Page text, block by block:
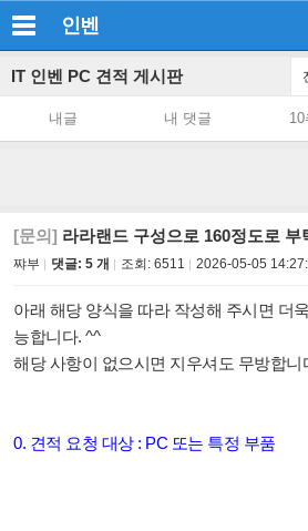
인벤
IT 인벤 PC 견적 게시판
내글 내 댓글 10
[문의] 라라랜드 구성으로 160정도로 부
쨔부 댓글: 5 개 조회: 6511 2026-05-05
아래 해당 양식을 따라 작성해 주시면 더
능합니다. ^^
해당 사항이 없으시면 지우셔도 무방합니
0. 견적 요청 대상 : PC 또는 특정 부품